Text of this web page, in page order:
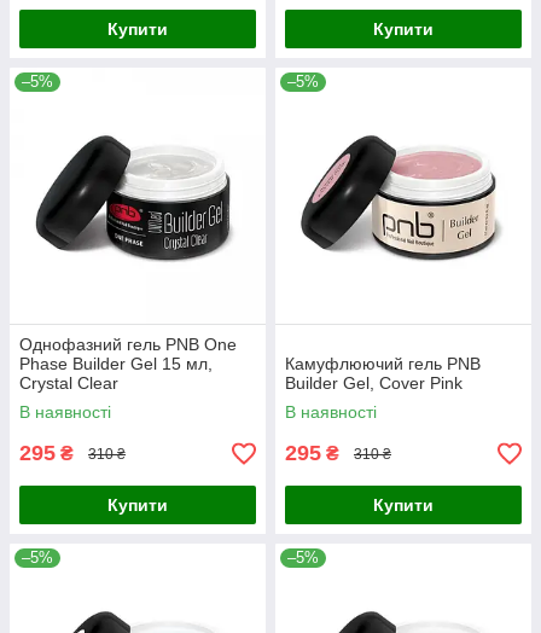
Купити Купити
–5%
Однофазний гель PNB One
Phase Builder Gel 15 мл,
Сrystal Clear
В наявності
295 ₴ 310 ₴
Купити
–5%
Камуфлюючий гель PNB
Builder Gel, Cover Pink
В наявності
295 ₴ 310 ₴
Купити
–5% –5%